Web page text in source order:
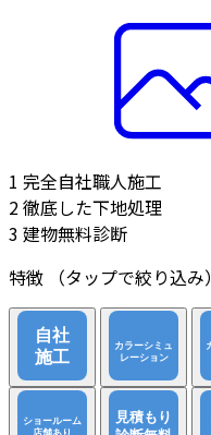
1 完全自社職人施工
2徹底した下地処理
3 建物無料診断
特徴
（タップで絞り込み）